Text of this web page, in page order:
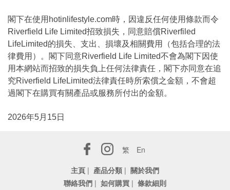
閣下在使用hotinlifestyle.com時，因違反任何使用條款而令
Riverfield Life Limited招致損失，同意賠償Riverfiled
LifeLimited的損失、支出、損壞及相關費用（包括合理的法
律費用）。閣下同意Riverfield Life Limited不會為閣下因使
用本網站而招致的損失負上任何法律責任，閣下亦同意在追
究Riverfield LifeLimited法律責任時所索償之金額，不會超
過閣下在購買有關產品或服務所付出的金額。
2026年5月15日
繁
En
主頁 | 產品分類 | 關於我們
聯絡我們 | 如何購買 | 條款細則